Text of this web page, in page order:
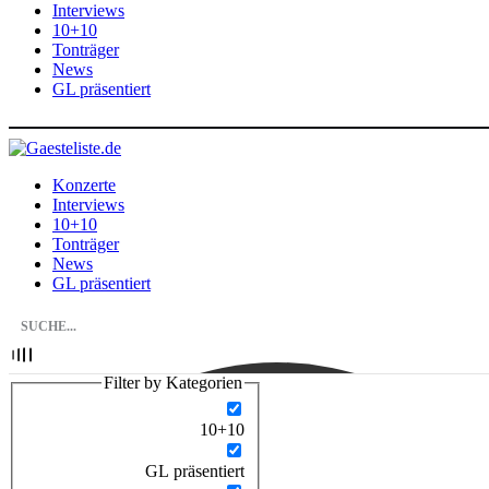
Interviews
10+10
Tonträger
News
GL präsentiert
Konzerte
Interviews
10+10
Tonträger
News
GL präsentiert
Filter by Kategorien
10+10
GL präsentiert